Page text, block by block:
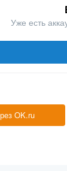
Уже есть
OK.ru